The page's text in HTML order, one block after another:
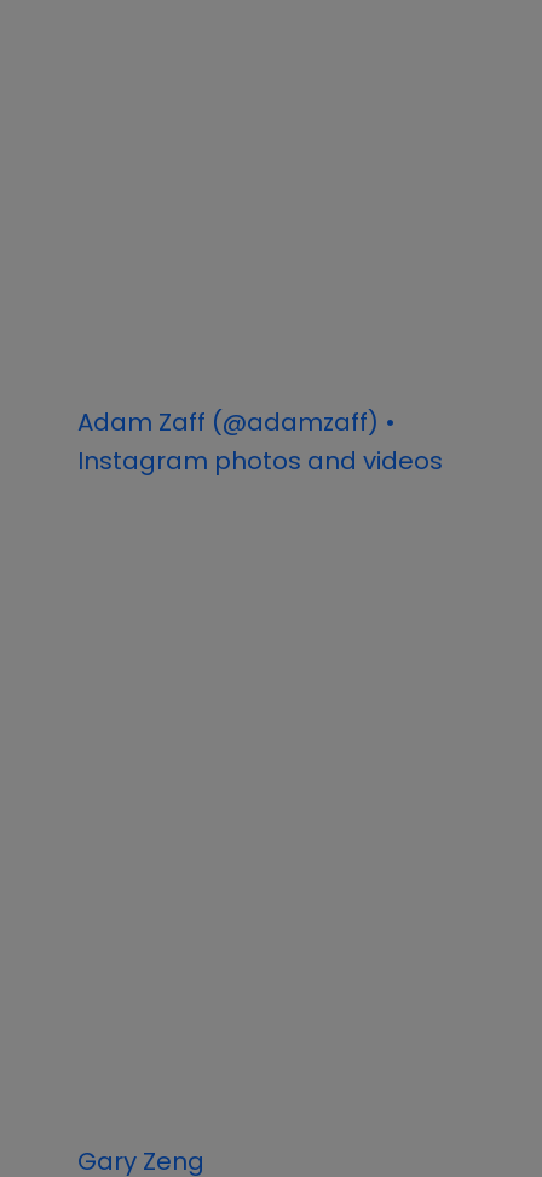
Adam Zaff (@adamzaff) •
Instagram photos and videos
Gary Zeng